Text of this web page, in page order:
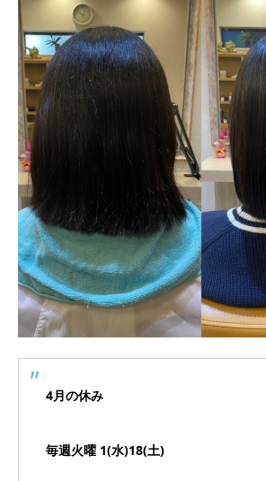
4月の休み
毎週火曜 1(水)18(土)